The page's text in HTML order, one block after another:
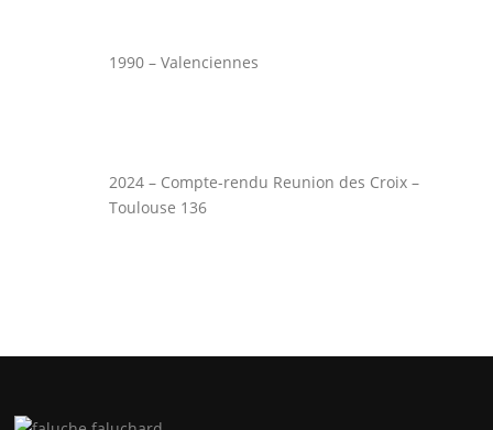
1990 – Valenciennes
2024 – Compte-rendu Reunion des Croix –
Toulouse 136